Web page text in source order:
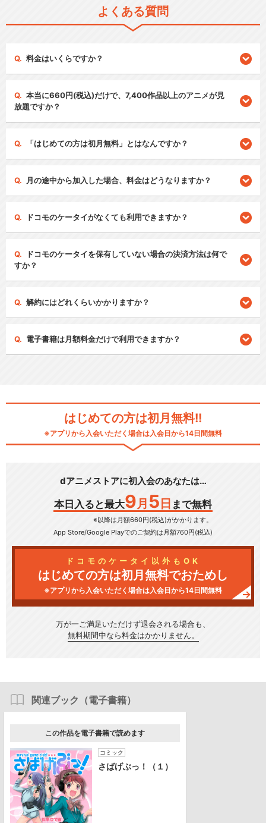
よくある質問
料金はいくらですか？
本当に660円(税込)だけで、7,400作品以上のアニメが見
放題ですか？
「はじめての方は初月無料」とはなんですか？
月の途中から加入した場合、料金はどうなりますか？
ドコモのケータイがなくても利用できますか？
ドコモのケータイを保有していない場合の決済方法は何で
すか？
解約にはどれくらいかかりますか？
電子書籍は月額料金だけで利用できますか？
はじめての方は初月無料!!
※アプリから入会いただく場合は入会日から14日間無料
dアニメストアに初入会のあなたは…
本日入ると最大9 月 5 日 まで無料
※以降は月額660円(税込)がかかります。
App Store/Google Playでのご契約は月額760円(税込)
ドコモのケータイ以外もOK
はじめての方は初月無料でおためし
※アプリから入会いただく場合は入会日から14日間無料
万が一ご満足いただけず退会される場合も、
無料期間中なら料金はかかりません。
関連ブック（電子書籍）
この作品を電子書籍で読めます
コミック
さばげぶっ！（１）